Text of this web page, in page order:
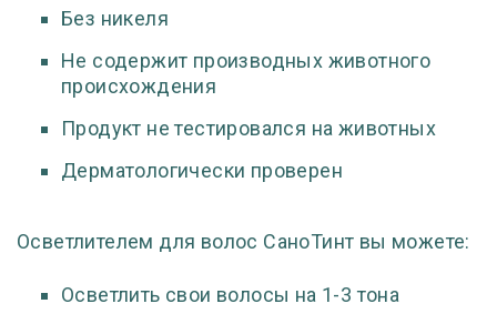
Без никеля
Не содержит производных животного
происхождения
Продукт не тестировался на животных
Дерматологически проверен
Осветлителем для волос СаноТинт вы можете:
Осветлить свои волосы на 1-3 тона